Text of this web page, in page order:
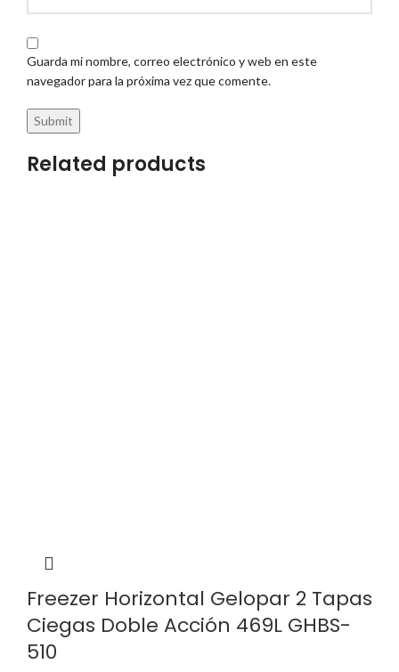
Guarda mi nombre, correo electrónico y web en este
navegador para la próxima vez que comente.
Related products
Freezer Horizontal Gelopar 2 Tapas
Ciegas Doble Acción 469L GHBS-
510